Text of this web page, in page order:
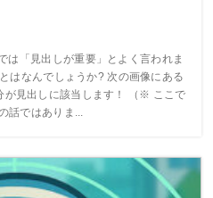
は「見出しが重要」とよく言われま
はなんでしょうか? 次の画像にある
が見出しに該当します！ （※ ここで
話ではありま...